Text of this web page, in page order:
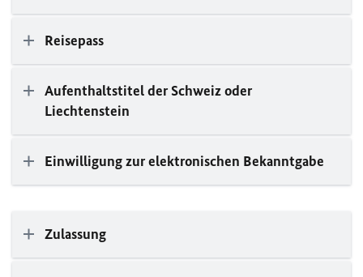
Reisepass
Aufenthaltstitel der Schweiz oder
Liechtenstein
Einwilligung zur elektronischen Bekanntgabe
Zulassung